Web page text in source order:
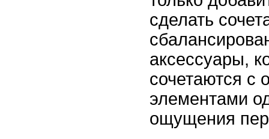
сделать
аксессуары,
сочетаются с
элементами
ощущения